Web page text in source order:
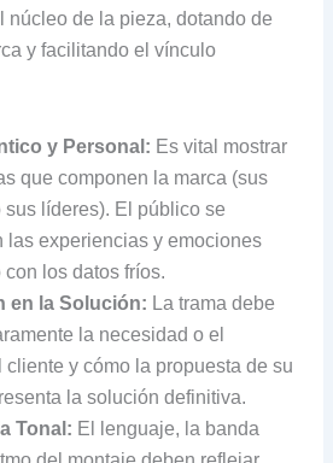
núcleo de la pieza, dotando de
y facilitando el vínculo
y Personal: Es vital mostrar
que componen la marca (sus
líderes). El público se
las experiencias y emociones
con los datos fríos.
en la Solución: La trama debe
la necesidad o el
cliente y cómo la propuesta de su
la solución definitiva.
Tonal: El lenguaje, la banda